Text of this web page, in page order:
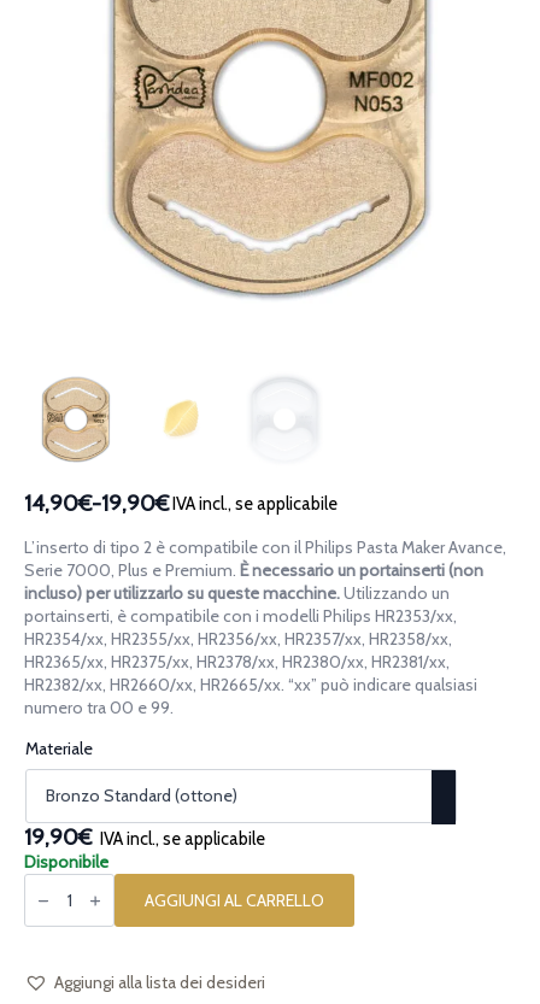
14,90€-19,90€
Fascia
di
prezzo:
da
14,90€
a
19,90€
IVA incl., se applicabile
L’inserto di tipo 2 è compatibile con il Philips Pasta Maker Avance,
Serie 7000, Plus e Premium. È necessario un portainserti (non
incluso) per utilizzarlo su queste macchine.Utilizzando un
portainserti, è compatibile con i modelli Philips HR2353/xx,
HR2354/xx, HR2355/xx, HR2356/xx, HR2357/xx, HR2358/xx,
HR2365/xx, HR2375/xx, HR2378/xx, HR2380/xx, HR2381/xx,
HR2382/xx, HR2660/xx, HR2665/xx. “xx” può indicare qualsiasi
numero tra 00 e 99.
Materiale
19,90€ IVA incl., se applicabile
Disponibile
Inserto
per
pasta
Conchiglia
AGGIUNGI AL CARRELLO
Aggiungi alla lista dei desideri